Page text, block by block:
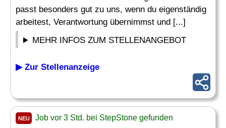
passt besonders gut zu uns, wenn du eigenständig
arbeitest, Verantwortung übernimmst und [...]
MEHR INFOS ZUM STELLENANGEBOT
▶ Zur Stellenanzeige
NEU Job vor 3 Std. bei StepStone gefunden